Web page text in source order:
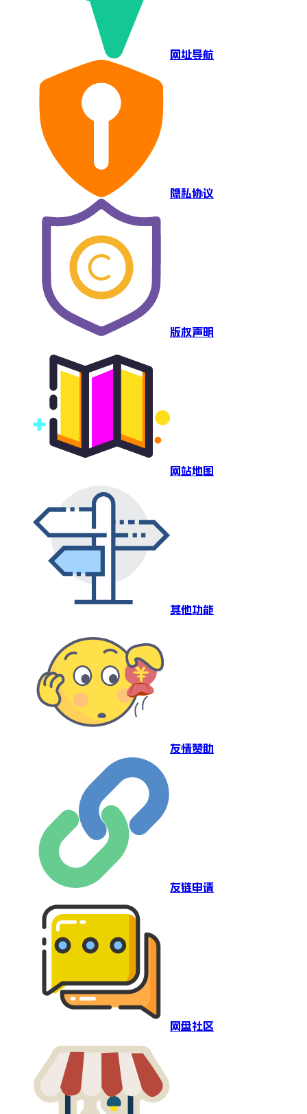
网址导航
隐私协议
版权声明
网站地图
其他功能
友情赞助
友链申请
网盘社区